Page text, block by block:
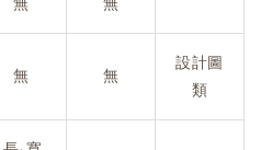
無 無
無 無
設計圖
類